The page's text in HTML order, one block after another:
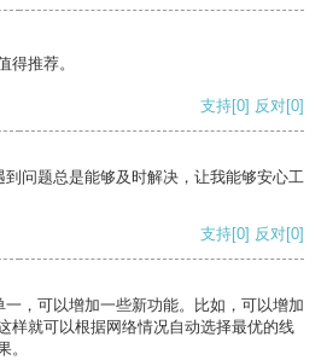
得推荐。
支持[0] 反对[0]
问题总是能够及时解决，让我能够安心工
支持[0] 反对[0]
，可以增加一些新功能。比如，可以增加
样就可以根据网络情况自动选择最优的线
。